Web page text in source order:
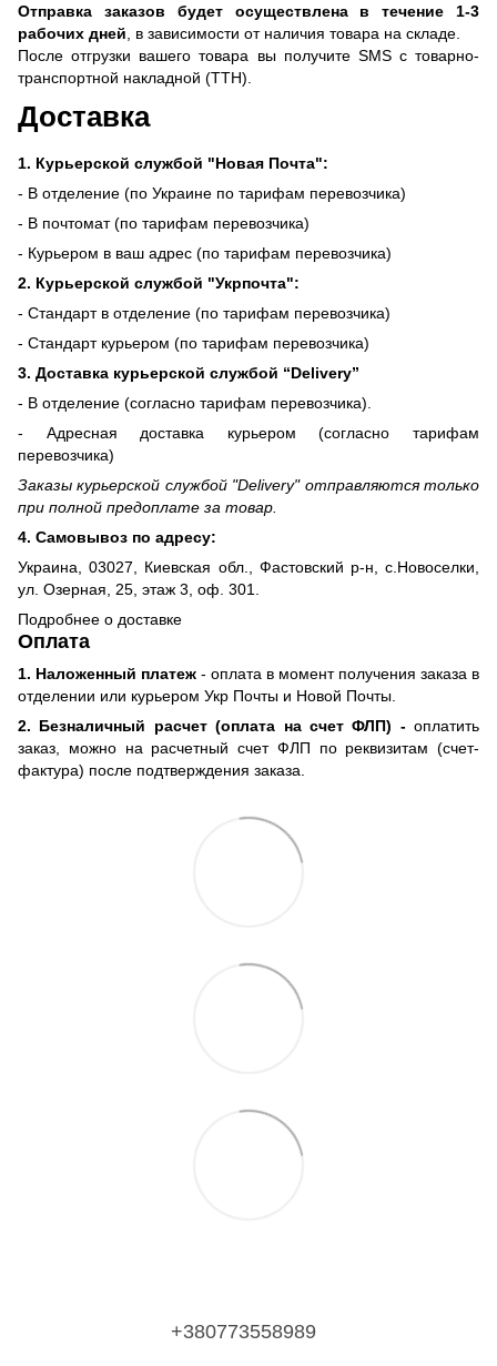
Отправка заказов будет осуществлена ​​в течение 1-3
рабочих дней , в зависимости от наличия товара на складе.
После отгрузки вашего товара вы получите SMS с товарно-
транспортной накладной (ТТН).
Доставка
1. Курьерской службой "Новая Почта":
- В отделение (по Украине по тарифам перевозчика)
- В почтомат (по тарифам перевозчика)
- Курьером в ваш адрес (по тарифам перевозчика)
2. Курьерской службой "Укрпочта":
- Стандарт в отделение (по тарифам перевозчика)
- Стандарт курьером (по тарифам перевозчика)
3. Доставка курьерской службой “Delivery”
- В отделение (согласно тарифам перевозчика).
- Адресная доставка курьером (согласно тарифам
перевозчика)
Заказы курьерской службой "Delivery" отправляются только
при полной предоплате за товар.
4. Самовывоз по адресу:
Украина, 03027, Киевская обл., Фастовский р-н, с.Новоселки,
ул. Озерная, 25, этаж 3, оф. 301.
Подробнее о доставке
Оплата
1. Наложенный платеж - оплата в момент получения заказа в
отделении или курьером Укр Почты и Новой Почты.
2. Безналичный расчет (оплата на счет ФЛП) -оплатить
заказ, можно на расчетный счет ФЛП по реквизитам (счет-
фактура) после подтверждения заказа.
+380773558989